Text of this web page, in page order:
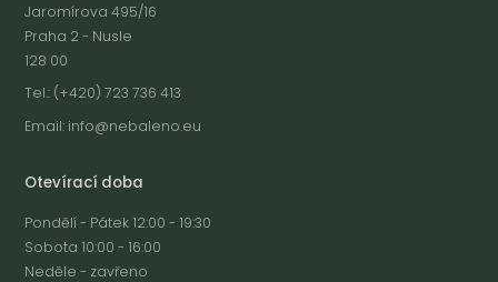
Jaromírova 495/16
Praha 2 - Nusle
128 00
Tel.: (+420) 723 736 413
Email: info@nebaleno.eu
Otevírací doba
Pondělí - Pátek 12:00 - 19:30
Sobota 10:00 - 16:00
Neděle - zavřeno